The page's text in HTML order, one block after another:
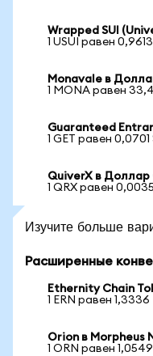
Wrapped SUI
1 USUI равен
Monavale в
1 MONA равен
Guaranteed
1 GET равен 0,0701
QuiverX в
1 QRX равен
Изучите больше
Расширенные
Ethernity Chain
1 ERN равен
Orion в Morpheus
1 ORN равен